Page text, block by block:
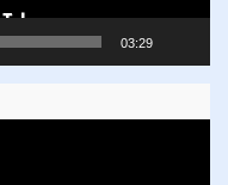
03:29